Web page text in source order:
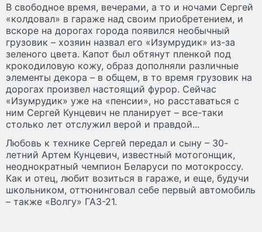
В свободное время, вечерами, а то и ночами Сергей
«колдовал» в гараже над своим приобретением, и
вскоре на дорогах города появился необычный
грузовик – хозяин назвал его «Изумрудик» из-за
зеленого цвета. Капот был обтянут пленкой под
крокодиловую кожу, образ дополняли различные
элементы декора – в общем, в то время грузовик на
дорогах произвел настоящий фурор. Сейчас
«Изумрудик» уже на «пенсии», но расставаться с
ним Сергей Кунцевич не планирует – все-таки
столько лет отслужил верой и правдой...
Любовь к технике Сергей передал и сыну – 30-
летний Артем Кунцевич, известный мотогонщик,
неоднократный чемпион Беларуси по мотокроссу.
Как и отец, любит возиться в гараже, и еще, будучи
школьником, оттюнинговал себе первый автомобиль
– также «Волгу» ГАЗ-21.